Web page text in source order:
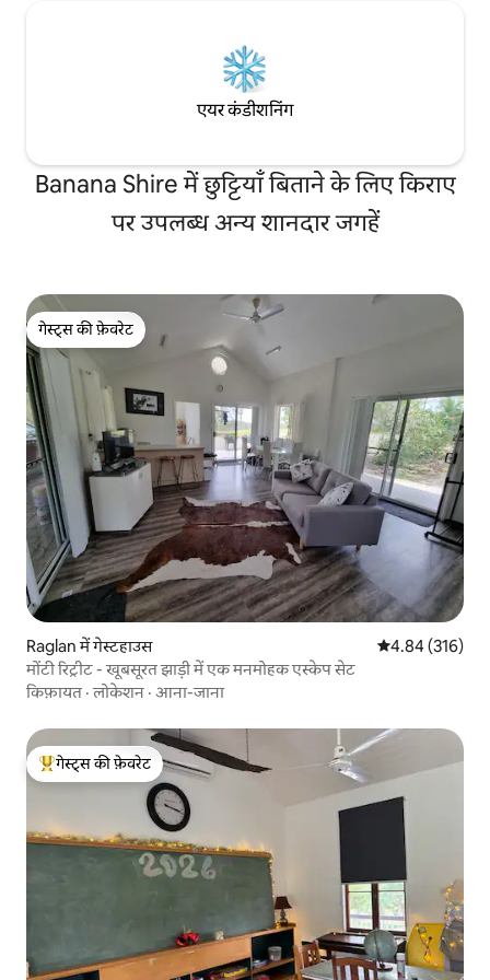
एयर कंडीशनिंग
Banana Shire में छुट्टियाँ बिताने के लिए किराए
पर उपलब्ध अन्य शानदार जगहें
गेस्ट्स की फ़ेवरेट
गेस्ट्स की फ़ेवरेट
Raglan में गेस्टहाउस औसत रेटिंग 5 में से
4.84 (316)
मोंटी रिट्रीट - खूबसूरत झाड़ी में एक मनमोहक एस्केप सेट
किफ़ायत ·लोकेशन · आना-जाना
गेस्ट्स का टॉप फ़ेवरेट
गेस्ट्स की फ़ेवरेट